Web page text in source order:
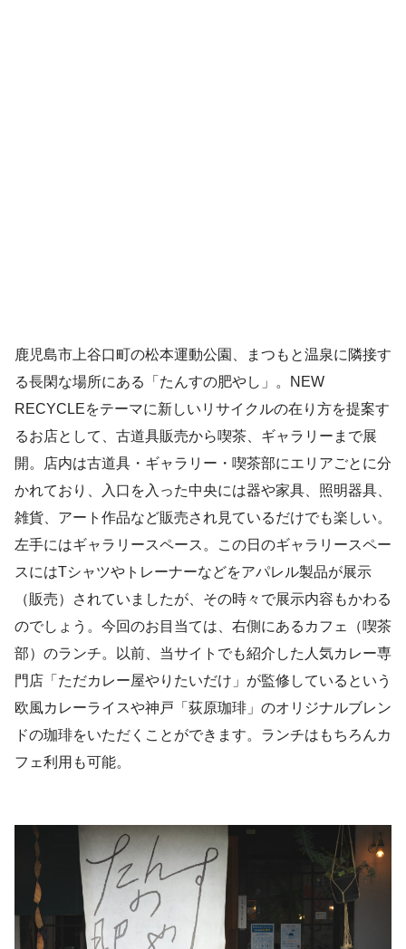
鹿児島市上谷口町の松本運動公園、まつもと温泉に隣接す
る長閑な場所にある「たんすの肥やし」。NEW
RECYCLEをテーマに新しいリサイクルの在り方を提案す
るお店として、古道具販売から喫茶、ギャラリーまで展
開。店内は古道具・ギャラリー・喫茶部にエリアごとに分
かれており、入口を入った中央には器や家具、照明器具、
雑貨、アート作品など販売され見ているだけでも楽しい。
左手にはギャラリースペース。この日のギャラリースペー
スにはTシャツやトレーナーなどをアパレル製品が展示
（販売）されていましたが、その時々で展示内容もかわる
のでしょう。今回のお目当ては、右側にあるカフェ（喫茶
部）のランチ。以前、当サイトでも紹介した人気カレー専
門店「ただカレー屋やりたいだけ」が監修しているという
欧風カレーライスや神戸「荻原珈琲」のオリジナルブレン
ドの珈琲をいただくことができます。ランチはもちろんカ
フェ利用も可能。